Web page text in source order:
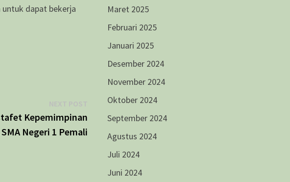
dapat bekerja
NEXT POSTNext
post:
Kepemimpinan
Negeri 1 Pemali
Maret 2025
Februari 2025
Januari 2025
Desember 2024
November 2024
Oktober 2024
September 2024
Agustus 2024
Juli 2024
Juni 2024